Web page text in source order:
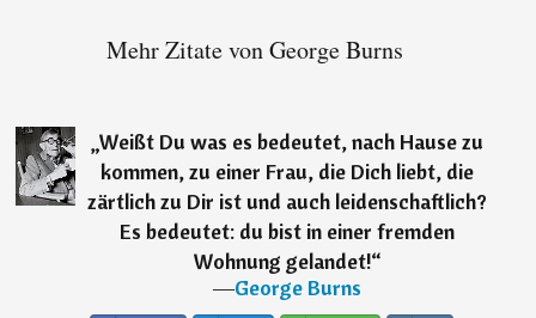
Mehr Zitate von George Burns
„Weißt Du was es bedeutet, nach Hause zu
kommen, zu einer Frau, die Dich liebt, die
zärtlich zu Dir ist und auch leidenschaftlich?
Es bedeutet: du bist in einer fremden
Wohnung gelandet!“
―George Burns